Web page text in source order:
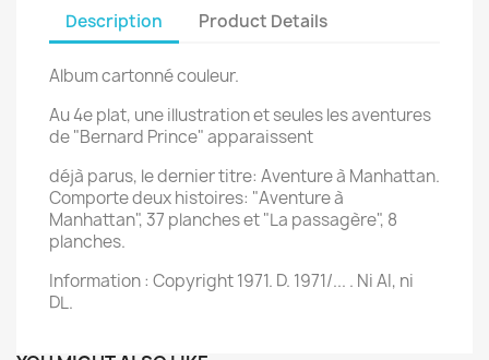
Description Product Details
Album cartonné couleur.
Au 4e plat, une illustration et seules les aventures
de "Bernard Prince" apparaissent
déjà parus, le dernier titre: Aventure à Manhattan.
Comporte deux histoires: "Aventure à
Manhattan", 37 planches et "La passagère", 8
planches.
Information : Copyright 1971. D. 1971/... . Ni AI, ni
DL.